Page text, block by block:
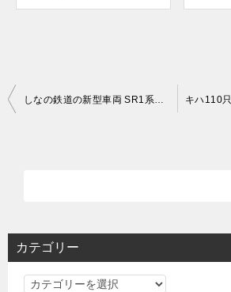
投
シカテゴリー
カ